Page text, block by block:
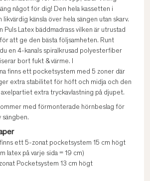
något för dig! Den hela kassetten i
känsla över hela sängen utan skarv.
Puls Latex bäddmadrass vilken är utrustad
att ge den bästa följsamheten. Runt
en 4-kanals spiralkrusad polyesterfiber
bort fukt & värme. I
finns ett pocketsystem med 5 zoner där
extra stabilitet för höft och midja och den
extra tryckavlastning på djupet.
med förmonterade hörnbeslag för
sängben.
finns ett 5-zonat pocketsystem 15 cm högt
latex på varje sida = 19 cm)
Pocketsystem 13 cm högt